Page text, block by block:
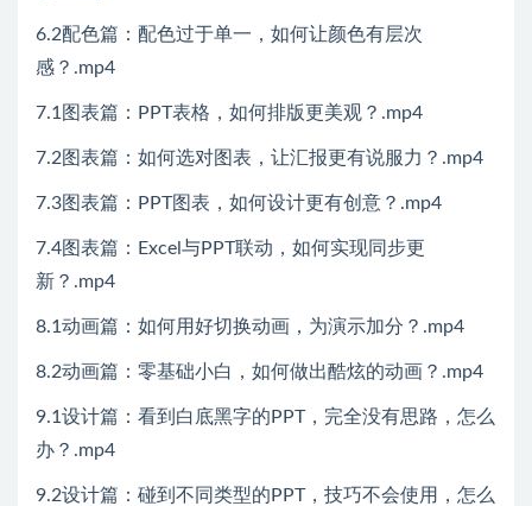
6.2配色篇：配色过于单一，如何让颜色有层次
感？.mp4
7.1图表篇：PPT表格，如何排版更美观？.mp4
7.2图表篇：如何选对图表，让汇报更有说服力？.mp4
7.3图表篇：PPT图表，如何设计更有创意？.mp4
7.4图表篇：Excel与PPT联动，如何实现同步更
新？.mp4
8.1动画篇：如何用好切换动画，为演示加分？.mp4
8.2动画篇：零基础小白，如何做出酷炫的动画？.mp4
9.1设计篇：看到白底黑字的PPT，完全没有思路，怎么
办？.mp4
9.2设计篇：碰到不同类型的PPT，技巧不会使用，怎么